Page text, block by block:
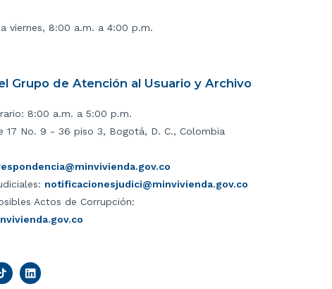
viernes, 8:00 a.m. a 4:00 p.m.
Grupo de Atención al Usuario y Archivo
8:00 a.m. a 5:00 p.m.
17 No. 9 - 36 piso 3, Bogotá, D. C., Colombia
notificacionesjudici@minvivienda.gov.co
Actos de Corrupción: